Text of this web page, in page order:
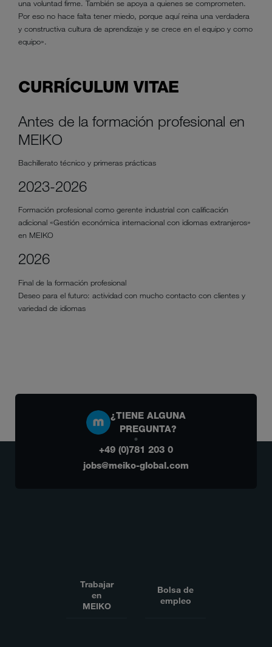
una voluntad firme. También se apoya a quienes se comprometen.
Por eso no hace falta tener miedo, porque aquí reina una verdadera
y constructiva cultura de aprendizaje y se crece en el equipo y como
equipo».
CURRÍCULUM VITAE
Antes de la formación profesional en
MEIKO
Bachillerato técnico y primeras prácticas
2023-2026
Formación profesional como gerente industrial con calificación
adicional «Gestión económica internacional con idiomas extranjeros»
en MEIKO
2026
Final de la formación profesional
Deseo para el futuro: actividad con mucho contacto con clientes y
variedad de idiomas
¿TIENE ALGUNA
PREGUNTA?
+49 (0)781 203 0
jobs@meiko-global.com
Trabajar
en
MEIKO
Bolsa de
empleo